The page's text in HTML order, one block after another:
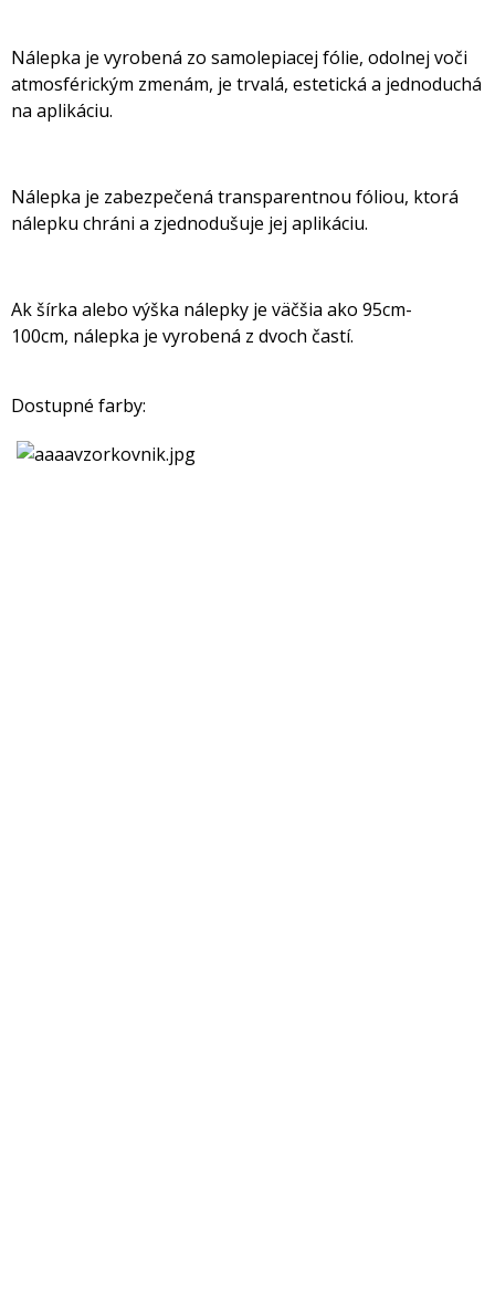
Nálepka je vyrobená zo samolepiacej fólie, odolnej voči
atmosférickým zmenám, je trvalá, estetická a jednoduchá
na aplikáciu.
Nálepka je zabezpečená transparentnou fóliou, ktorá
nálepku chráni a zjednodušuje jej aplikáciu.
Ak šírka alebo výška nálepky je väčšia ako 95cm-
100cm, nálepka je vyrobená z dvoch častí.
Dostupné farby: